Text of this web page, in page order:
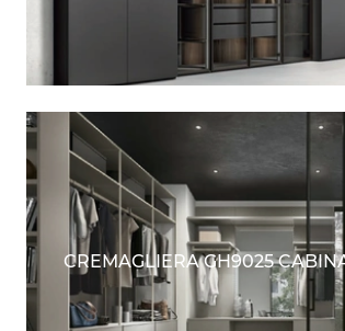
CREMAGLIERA GH9025